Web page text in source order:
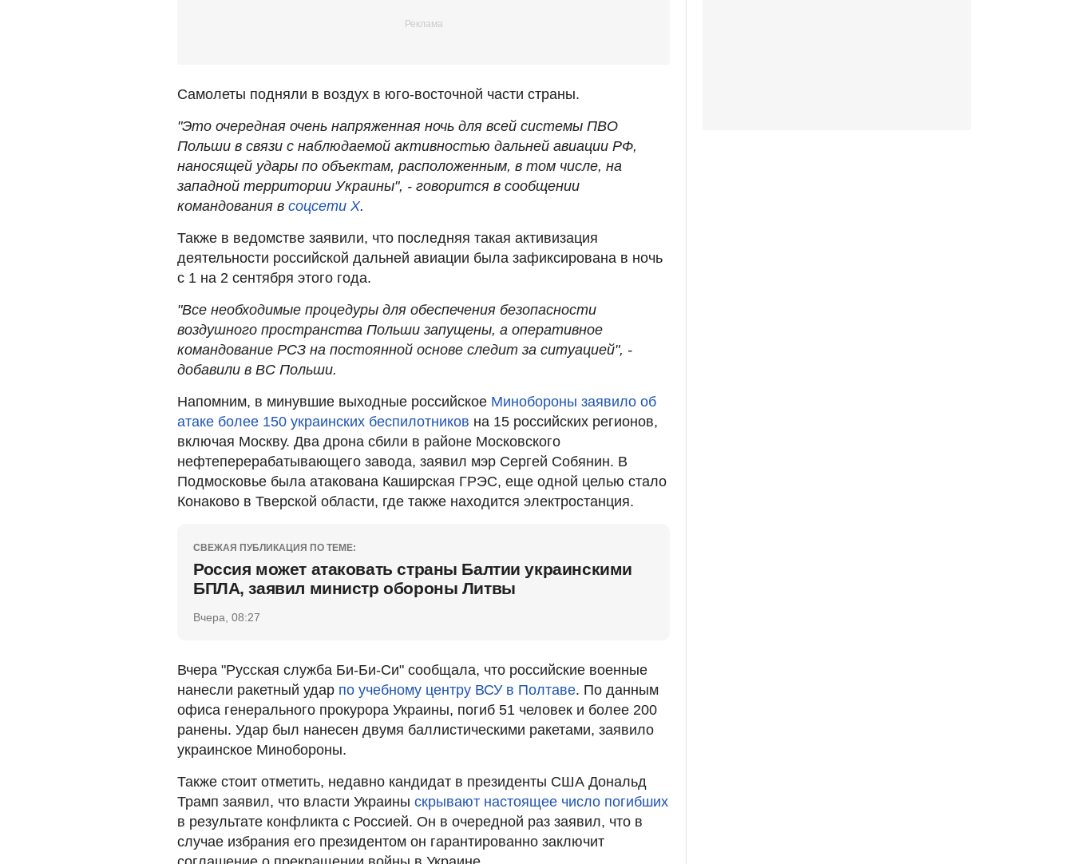
Самолеты подняли в воздух в юго-восточной части страны.
"Это очередная очень напряженная ночь для всей системы ПВО
Польши в связи с наблюдаемой активностью дальней авиации РФ,
наносящей удары по объектам, расположенным, в том числе, на
западной территории Украины", - говорится в сообщении
командования в соцсети Х.
Также в ведомстве заявили, что последняя такая активизация
деятельности российской дальней авиации была зафиксирована в ночь
с 1 на 2 сентября этого года.
"Все необходимые процедуры для обеспечения безопасности
воздушного пространства Польши запущены, а оперативное
командование РСЗ на постоянной основе следит за ситуацией", -
добавили в ВС Польши.
Напомним, в минувшие выходные российское Минобороны заявило об
атаке более 150 украинских беспилотников на 15 российских регионов,
включая Москву. Два дрона сбили в районе Московского
нефтеперерабатывающего завода, заявил мэр Сергей Собянин. В
Подмосковье была атакована Каширская ГРЭС, еще одной целью стало
Конаково в Тверской области, где также находится электростанция.
СВЕЖАЯ ПУБЛИКАЦИЯ ПО ТЕМЕ:
Россия может атаковать страны Балтии украинскими
БПЛА, заявил министр обороны Литвы
Вчера, 08:27
Вчера "Русская служба Би-Би-Си" сообщала, что российские военные
нанесли ракетный удар по учебному центру ВСУ в Полтаве. По данным
офиса генерального прокурора Украины, погиб 51 человек и более 200
ранены. Удар был нанесен двумя баллистическими ракетами, заявило
украинское Минобороны.
Также стоит отметить, недавно кандидат в президенты США Дональд
Трамп заявил, что власти Украины скрывают настоящее число погибших
в результате конфликта с Россией. Он в очередной раз заявил, что в
случае избрания его президентом он гарантированно заключит